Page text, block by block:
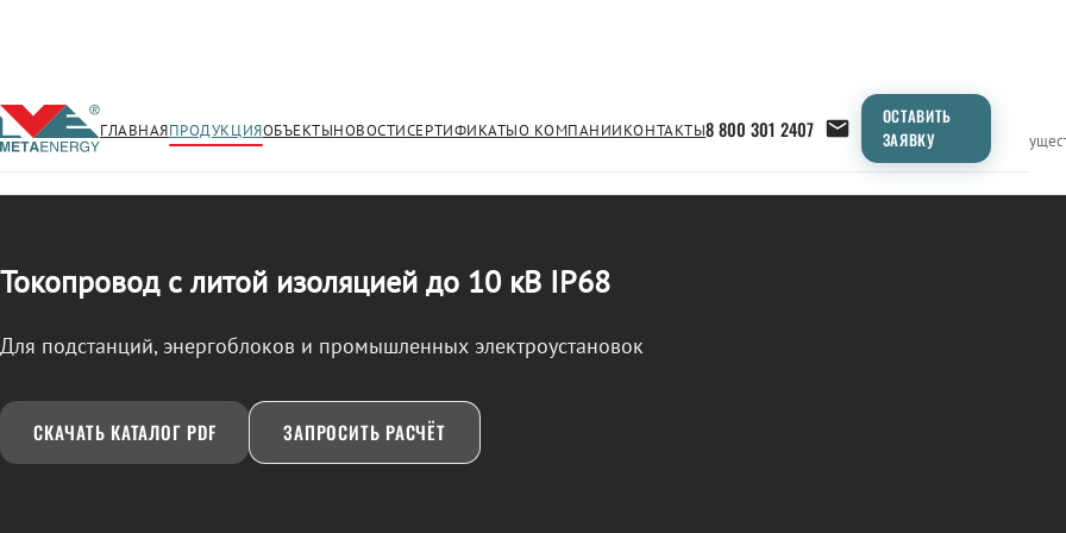
ГЛАВНАЯПРОДУКЦИЯОБЪЕКТЫНОВОСТИСЕРТИФИКАТЫО КОМПАНИИКОНТАКТЫ8 800 301 2407
ОСТАВИТЬ
ЗАЯВКУ
← Продукция/ТОКОПРОВОД Применение Продукция ТипоразмерыСравнение
Токопровод с литой изоляцией до 10 кВ IP68
Для подстанций, энергоблоков и промышленных электроустановок
СКАЧАТЬ КАТАЛОГ PDF ЗАПРОСИТЬ РАСЧЁТ